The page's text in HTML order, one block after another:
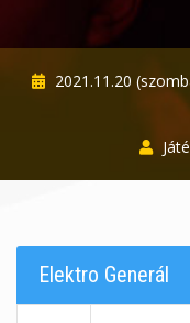
2021.11.20
Elektro Generál